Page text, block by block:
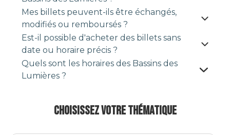
CHOISISSEZ VOTRE THÉMATIQUE
Mes billets peuvent-ils être échangés,
modifiés ou remboursés ?
Est-il possible d'acheter des billets sans
date ou horaire précis ?
Quels sont les horaires des Bassins des
Lumières ?